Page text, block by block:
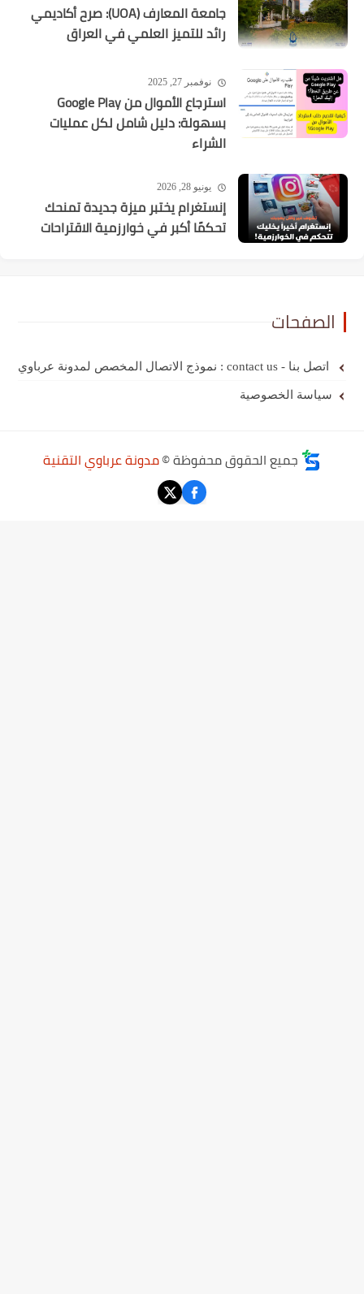
جامعة المعارف (UOA): صرح أكاديمي
رائد للتميز العلمي في العراق
نوفمبر 27, 2025
استرجاع الأموال من Google Play
بسهولة: دليل شامل لكل عمليات
الشراء
يونيو 28, 2026
إنستغرام يختبر ميزة جديدة تمنحك
تحكمًا أكبر في خوارزمية الاقتراحات
الحقوق محفوظة ©مدونة عرباوي التقنية